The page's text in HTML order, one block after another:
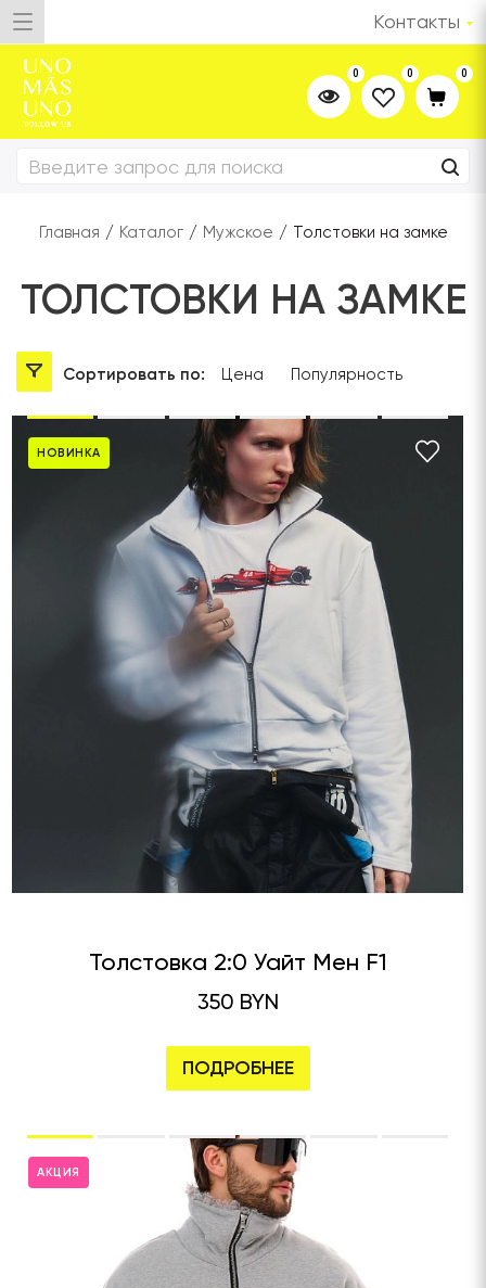
Контакты
0 0 0
Главная / Каталог / Мужское / Толстовки на замке
ТОЛСТОВКИ НА ЗАМКЕ
Сортировать по: Цена Популярность
НОВИНКА
Толстовка 2:0 Уайт Мен F1
350 BYN
ПОДРОБНЕЕ
АКЦИЯ